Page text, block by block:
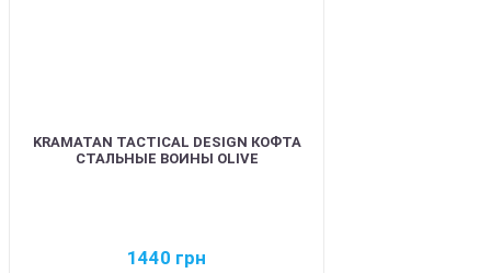
KRAMATAN TACTICAL DESIGN КОФТА
СТАЛЬНЫЕ ВОИНЫ OLIVE
1440 грн